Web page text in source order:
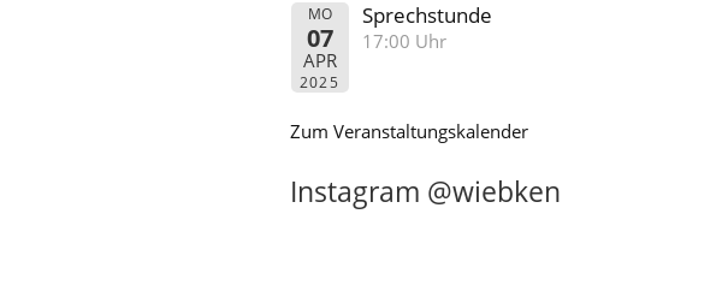
MO
07
APR
2025
Sprechstunde
17:00 Uhr
Zum Veranstaltungskalender
Instagram @wiebken